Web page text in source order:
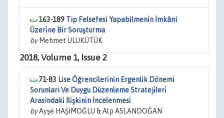
163-189 Tip Felsefesi̇ Yapabi̇lmeni̇n İmkâni
Üzeri̇ne Bi̇r Soruşturma
byMehmet ULUKÜTÜK
2018, Volume 1, Issue 2
71-83 Li̇se Öğrenci̇leri̇ni̇n Ergenli̇k Dönemi̇
Sorunlari Ve Duygu Düzenleme Strateji̇leri̇
Arasindaki̇ İli̇şki̇ni̇n İncelenmesi̇
byAyşe HAŞİMOĞLU & Alp ASLANDOĞAN